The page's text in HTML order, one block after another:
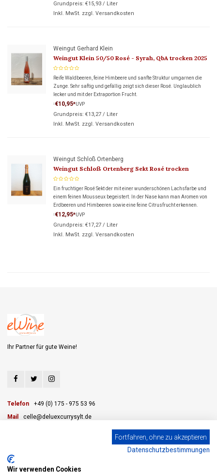
Grundpreis: €15,93 / Liter
Inkl. MwSt. zzgl. Versandkosten
Weingut Gerhard Klein
Weingut Klein 50/50 Rosé - Syrah, QbA trocken 2025
Reife Waldbeeren, feine Himbeere und sanfte Struktur umgarnen die
Zunge. Sehr saftig und gefällig zeigt sich dieser Rosé. Unglaublich
lecker und mit der Extraportion Frucht.
*€10,95*UVP
Grundpreis: €13,27 / Liter
Inkl. MwSt. zzgl. Versandkosten
Weingut Schloß Ortenberg
Weingut Schloß Ortenberg Sekt Rosé trocken
Ein fruchtiger Rosé Sekt der mit einer wunderschönen Lachsfarbe und
einem feinen Mousseux begeistert. In der Nase kann man Aromen von
Erdbeeren und Himbeeren sowie eine feine Citrusfrucht erkennen.
*€12,95*UVP
Grundpreis: €17,27 / Liter
Inkl. MwSt. zzgl. Versandkosten
Ihr Partner für gute Weine!
Telefon
+49 (0) 175 - 975 53 96
Mail
celle@deluexcurrysylt.de
KUNDENDIENST
Fortfahren, ohne zu akzeptieren
Datenschutzbestimmungen
Wir verwenden Cookies